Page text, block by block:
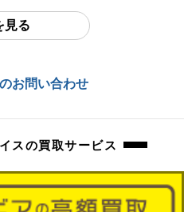
見る
お問い合わせ
スの買取サービス